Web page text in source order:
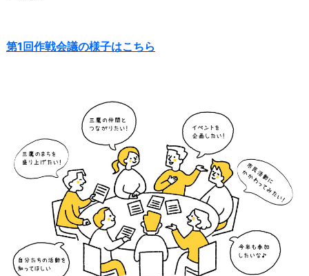
第1回作戦会議の様子はこちら